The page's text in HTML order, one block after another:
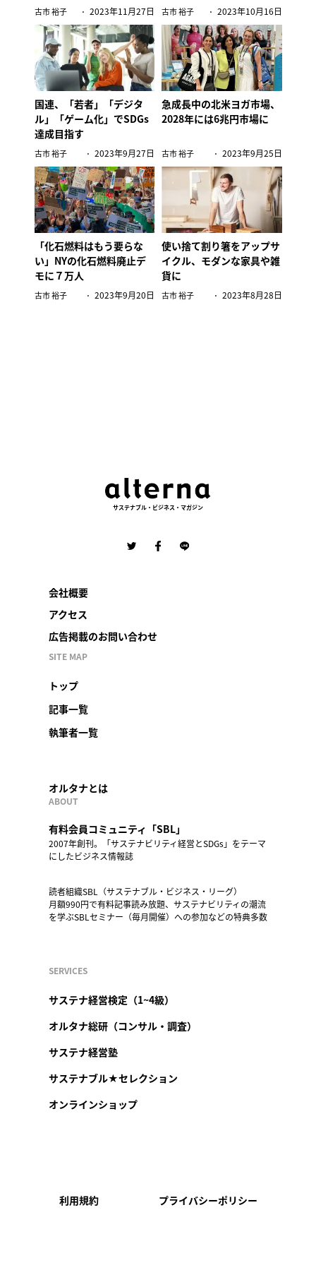
古市 裕子 2023年11月27日 古市 裕子 2023年10月16日
国連、「若者」「デジタ
ル」「ゲーム化」でSDGs
達成目指す
古市 裕子 2023年9月27日
急成長中の北米ヨガ市場、
2028年には6兆円市場に
古市 裕子 2023年9月25日
「化石燃料はもう要らな
い」NYの化石燃料廃止デ
モに７万人
古市 裕子 2023年9月20日
使い捨て割り箸をアップサ
イクル、モダンな家具や雑
貨に
古市 裕子 2023年8月28日
サステナブル・ビジネス・マガジン
会社概要
アクセス
広告掲載のお問い合わせ
SITE MAP
トップ
記事一覧
執筆者一覧
オルタナとは
ABOUT
有料会員コミュニティ「SBL」
2007年創刊。「サステナビリティ経営とSDGs」をテーマ
にしたビジネス情報誌
読者組織SBL（サステナブル・ビジネス・リーグ）
月額990円で有料記事読み放題、サステナビリティの潮流
を学ぶSBLセミナー（毎月開催）への参加などの特典多数
SERVICES
サステナ経営検定（1~4級）
オルタナ総研（コンサル・調査）
サステナ経営塾
サステナブル★セレクション
オンラインショップ
利用規約 プライバシーポリシー